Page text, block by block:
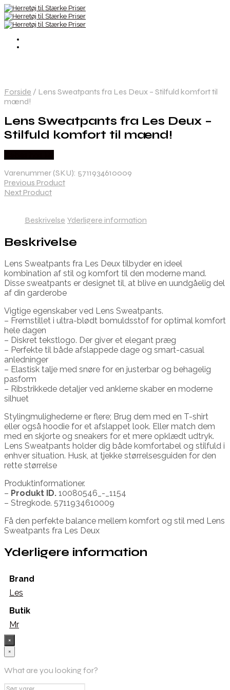
Forside / Lens Sweatpants fra Les Deux – Stilfuld komfort til
mænd!
Lens Sweatpants fra Les Deux –
Stilfuld komfort til mænd!
Varenummer (SKU): 5711934610009
Previous Product
Next Product
Beskrivelse Yderligere information
Beskrivelse
Lens Sweatpants fra Les Deux tilbyder en ideel
kombination af stil og komfort til den moderne mand.
Disse sweatpants er designet til, at blive en uundgåelig del
af din garderobe
Vigtige egenskaber ved Lens Sweatpants.
– Fremstillet i ultra-blødt bomuldsstof for optimal komfort
hele dagen
– Diskret tekstlogo. Der giver et elegant præg
– Perfekte til både afslappede dage og smart-casual
anledninger
– Elastisk talje med snøre for en justerbar og behagelig
pasform
– Ribstrikkede detaljer ved anklerne skaber en moderne
silhuet
Stylingmulighederne er flere; Brug dem med en T-shirt
eller også hoodie for et afslappet look. Eller match dem
med en skjorte og sneakers for et mere opklædt udtryk.
Lens Sweatpants holder dig både komfortabel og stilfuld i
enhver situation. Husk, at tjekke størrelsesguiden for den
rette størrelse
Produktinformationer.
– Produkt ID. 10080546_-_1154
– Stregkode. 5711934610009
Få den perfekte balance mellem komfort og stil med Lens
Sweatpants fra Les Deux
Yderligere information
Brand
Les
Butik
Mr
×
×
What are you looking for?